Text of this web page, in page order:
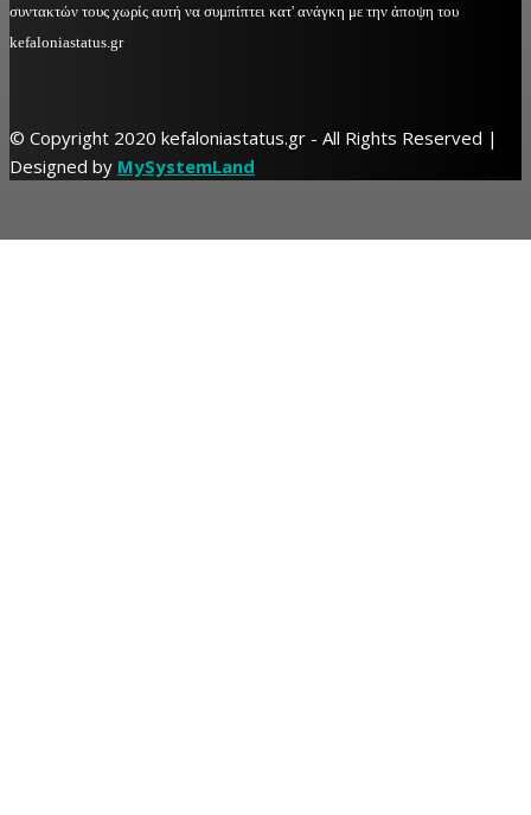
συντακτών τους χωρίς αυτή να συμπίπτει κατ' ανάγκη με την άποψη του
kefaloniastatus.gr
© Copyright 2020 kefaloniastatus.gr - All Rights Reserved |
Designed by MySystemLand